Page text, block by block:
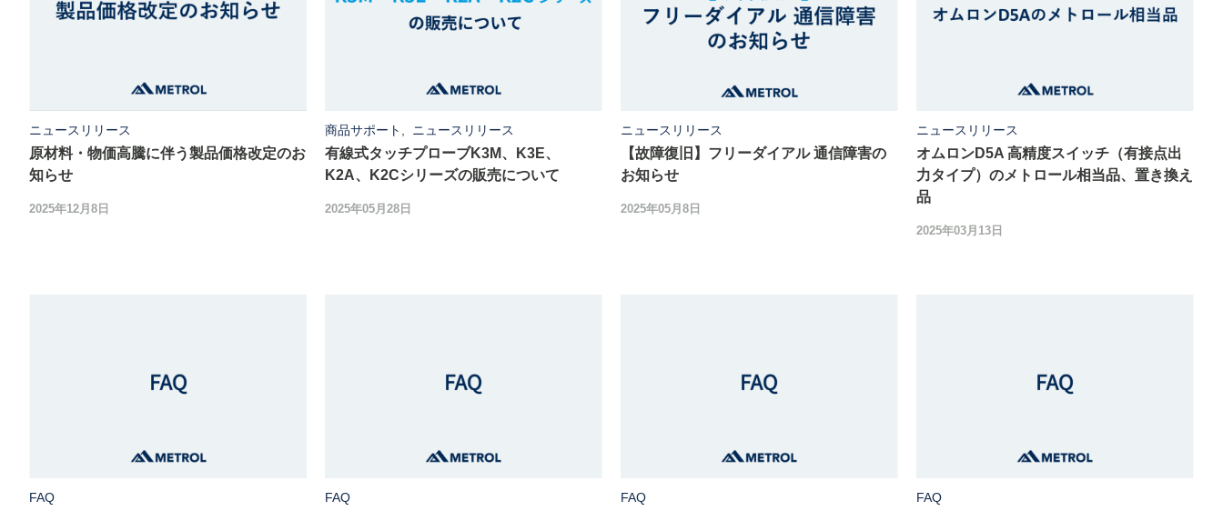
ニュースリリース
原材料・物価高騰に伴う製品価格改定のお
知らせ
2025年12月8日
商品サポート ニュースリリース
有線式タッチプローブK3M、K3E、
K2A、K2Cシリーズの販売について
2025年05月28日
ニュースリリース
【故障復旧】フリーダイアル 通信障害の
お知らせ
2025年05月8日
ニュースリリース
オムロンD5A 高精度スイッチ（有接点出
力タイプ）のメトロール相当品、置き換え
品
2025年03月13日
FAQ FAQ FAQ FAQ